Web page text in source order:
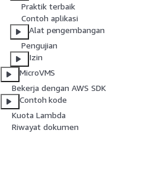
Praktik terbaik
Contoh aplikasi
Alat pengembangan
Pengujian
Izin
MicroVMS
Bekerja dengan AWS SDK
Contoh kode
Kuota Lambda
Riwayat dokumen